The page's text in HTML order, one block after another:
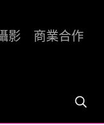
影 商業合作